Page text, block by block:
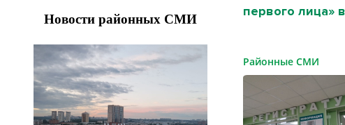
первого лица»
Районные СМИ